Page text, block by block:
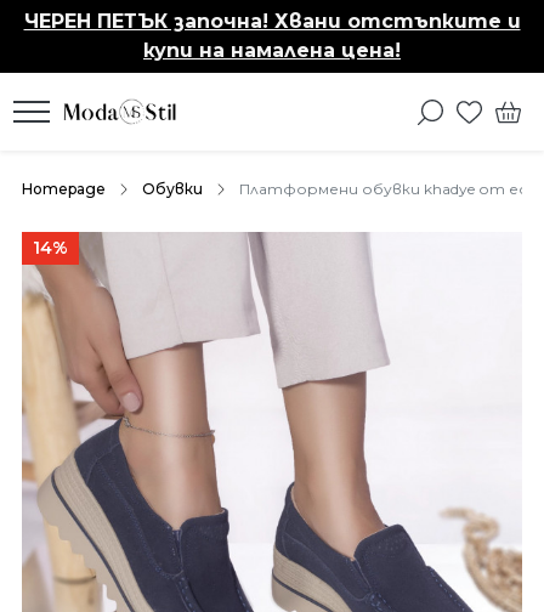
ЧЕРЕН ПЕТЪК започна! Хвани отстъпките и
купи на намалена цена!
Homepage Обувки Платформени обувки khadye от
14%